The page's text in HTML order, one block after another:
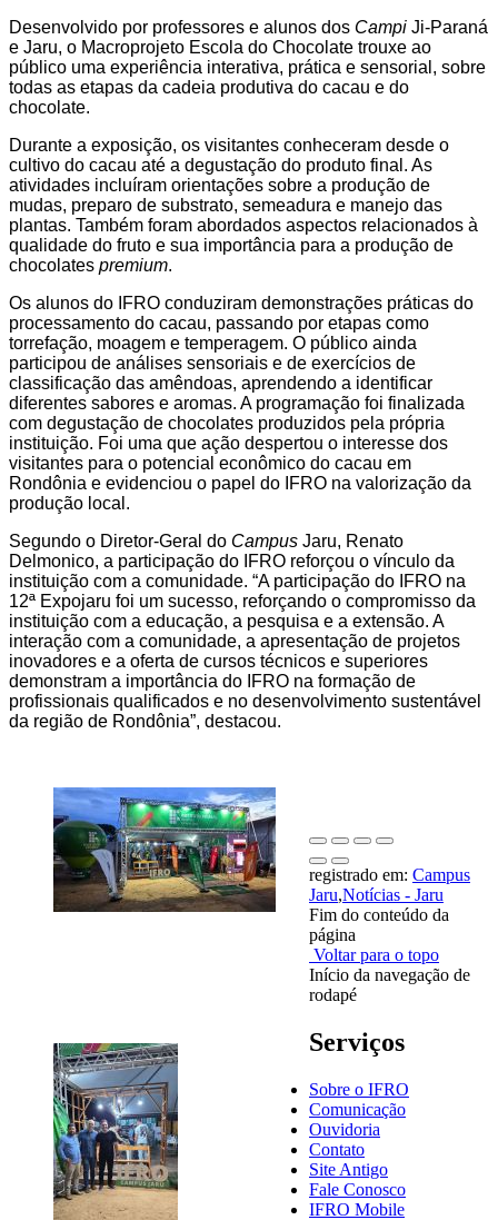
Desenvolvido por professores e alunos dos Campi Ji-Paraná
e Jaru, o Macroprojeto Escola do Chocolate trouxe ao
público uma experiência interativa, prática e sensorial, sobre
todas as etapas da cadeia produtiva do cacau e do
chocolate.
Durante a exposição, os visitantes conheceram desde o
cultivo do cacau até a degustação do produto final. As
atividades incluíram orientações sobre a produção de
mudas, preparo de substrato, semeadura e manejo das
plantas. Também foram abordados aspectos relacionados à
qualidade do fruto e sua importância para a produção de
chocolates premium.
Os alunos do IFRO conduziram demonstrações práticas do
processamento do cacau, passando por etapas como
torrefação, moagem e temperagem. O público ainda
participou de análises sensoriais e de exercícios de
classificação das amêndoas, aprendendo a identificar
diferentes sabores e aromas. A programação foi finalizada
com degustação de chocolates produzidos pela própria
instituição. Foi uma que ação despertou o interesse dos
visitantes para o potencial econômico do cacau em
Rondônia e evidenciou o papel do IFRO na valorização da
produção local.
Segundo o Diretor-Geral do Campus Jaru, Renato
Delmonico, a participação do IFRO reforçou o vínculo da
instituição com a comunidade. “A participação do IFRO na
12ª Expojaru foi um sucesso, reforçando o compromisso da
instituição com a educação, a pesquisa e a extensão. A
interação com a comunidade, a apresentação de projetos
inovadores e a oferta de cursos técnicos e superiores
demonstram a importância do IFRO na formação de
profissionais qualificados e no desenvolvimento sustentável
da região de Rondônia”, destacou.
registrado em: Campus
Jaru,Notícias - Jaru
Fim do conteúdo da
página
Voltar para o topo
Início da navegação de
rodapé
Serviços
Sobre o IFRO
Comunicação
Ouvidoria
Contato
Site Antigo
Fale Conosco
IFRO Mobile